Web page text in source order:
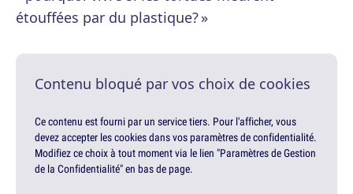
étouffées par du plastique? »
Contenu bloqué par vos choix de cookies
Ce contenu est fourni par un service tiers. Pour l'afficher, vous
devez accepter les cookies dans vos paramètres de confidentialité.
Modifiez ce choix à tout moment via le lien "Paramètres de Gestion
de la Confidentialité" en bas de page.